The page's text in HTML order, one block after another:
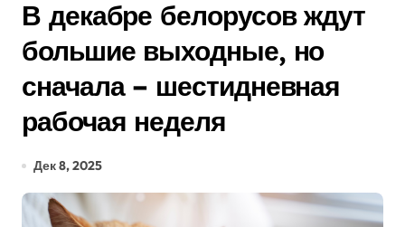
В декабре белорусов ждут
большие выходные, но
сначала – шестидневная
рабочая неделя
Дек 8, 2025